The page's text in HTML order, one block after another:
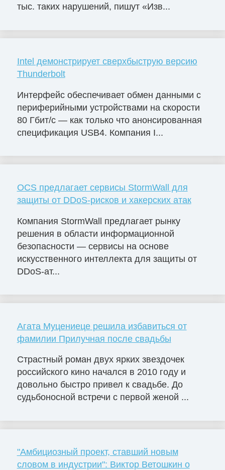
тыс. таких нарушений, пишут «Изв...
Intel демонстрирует сверхбыструю версию
Thunderbolt
Интерфейс обеспечивает обмен данными с
периферийными устройствами на скорости
80 Гбит/с — как только что анонсированная
спецификация USB4. Компания I...
OCS предлагает сервисы StormWall для
защиты от DDoS-рисков и хакерских атак
Компания StormWall предлагает рынку
решения в области информационной
безопасности — сервисы на основе
искусственного интеллекта для защиты от
DDoS-ат...
Агата Муцениеце решила избавиться от
фамилии Прилучная после свадьбы
Страстный роман двух ярких звездочек
российского кино начался в 2010 году и
довольно быстро привел к свадьбе. До
судьбоносной встречи с первой женой ...
"Амбициозный проект, ставший новым
словом в индустрии": Виктор Ветошкин о